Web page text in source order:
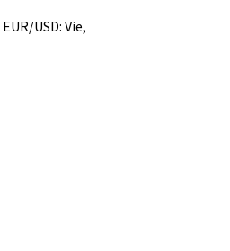
EUR/USD: Vie,